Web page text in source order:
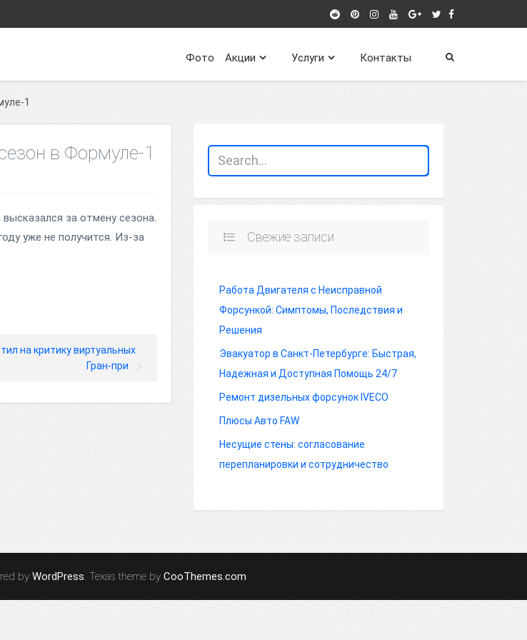
Контакты
Услуги
Акции
Фото
1
в Формуле-1
за отмену сезона.
уже не получится. Из-за
на критику виртуальных
Гран-при
Свежие записи
Работа Двигателя с Неисправной
Форсункой: Симптомы, Последствия и
Решения
Эвакуатор в Санкт-Петербурге: Быстрая,
Надежная и Доступная Помощь 24/7
Ремонт дизельных форсунок IVECO
Плюсы Авто FAW
Несущие стены: согласование
перепланировки и сотрудничество
by WordPress. Texas theme by CooThemes.com